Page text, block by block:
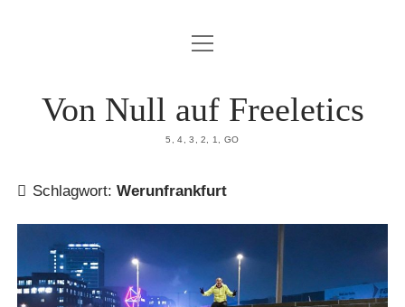
HOME
Menü
öffnen
Von Null auf Freeletics
5, 4, 3, 2, 1, GO
Schlagwort: Werunfrankfurt